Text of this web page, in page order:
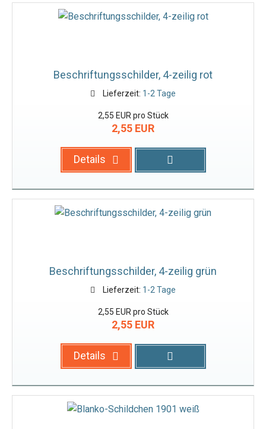
Beschriftungsschilder, 4-zeilig rot
Lieferzeit: 1-2 Tage
2,55 EUR pro Stück
2,55 EUR
Details
Beschriftungsschilder, 4-zeilig grün
Lieferzeit: 1-2 Tage
2,55 EUR pro Stück
2,55 EUR
Details